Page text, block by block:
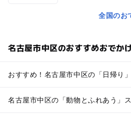
全国のお
名古屋市中区のおすすめおでか
おすすめ！名古屋市中区の「日帰り
名古屋市中区の「動物とふれあう」